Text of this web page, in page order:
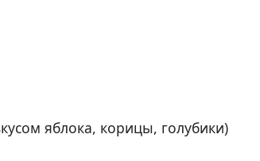
яблока, корицы, голубики)